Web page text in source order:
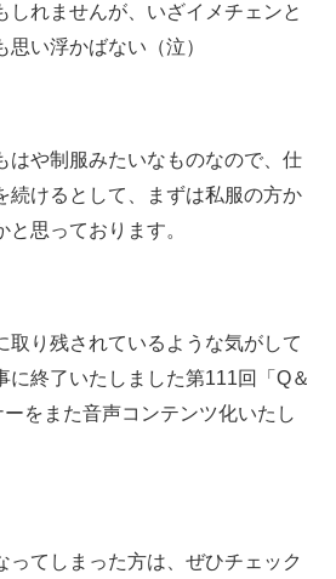
しれませんが、いざイメチェンと
い浮かばない（泣）
はや制服みたいなものなので、仕
続けるとして、まずは私服の方か
思っております。
取り残されているような気がして
に終了いたしました第111回「Q＆
をまた音声コンテンツ化いたし
ってしまった方は、ぜひチェック